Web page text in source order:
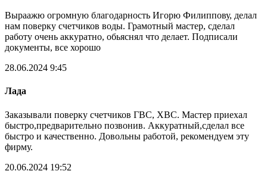
Выраажю огромную благодарность Игорю Филиппову, делал
нам поверку счетчиков воды. Грамотный мастер, сделал
работу очень аккуратно, обьяснял что делает. Подписали
документы, все хорошо
28.06.2024 9:45
Лада
Заказывали поверку счетчиков ГВС, ХВС. Мастер приехал
быстро,предварительно позвонив. Аккуратный,сделал все
быстро и качественно. Довольны работой, рекомендуем эту
фирму.
20.06.2024 19:52